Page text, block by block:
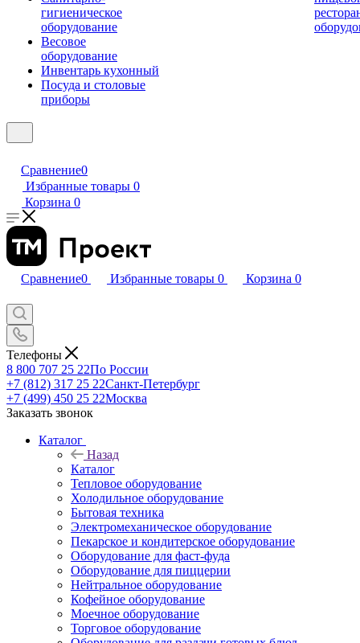
гигиеническое
оборудование
Весовое
оборудование
Инвентарь кухонный
Посуда и столовые
приборы
Сравнение0
Избранные товары 0
Корзина 0
Сравнение0 Избранные товары 0 Корзина 0
Телефоны
8 800 707 25 22По России
+7 (812) 317 25 22Санкт-Петербург
+7 (499) 450 25 22Москва
Заказать звонок
Каталог
Назад
Каталог
Тепловое оборудование
Холодильное оборудование
Бытовая техника
Электромеханическое оборудование
Пекарское и кондитерское оборудование
Оборудование для фаст-фуда
Оборудование для пиццерии
Нейтральное оборудование
Кофейное оборудование
Моечное оборудование
Торговое оборудование